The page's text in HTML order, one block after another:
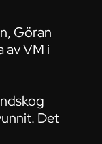
Göran
av VM i
Det